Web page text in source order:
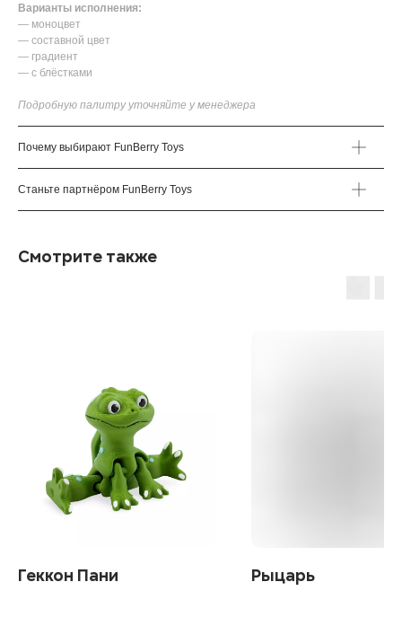
Варианты исполнения:
— моноцвет
— составной цвет
— градиент
— с блёстками
Подробную палитру уточняйте у менеджера
Почему выбирают FunBerry Toys
Станьте партнёром FunBerry Toys
Смотрите также
Геккон Пани Рыцарь